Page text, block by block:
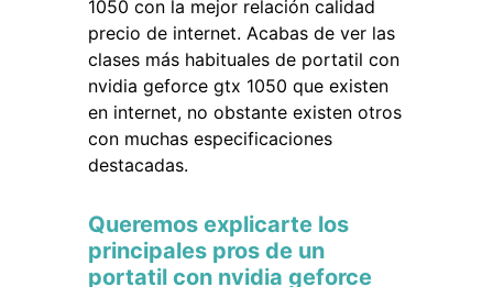
1050 con la mejor relación calidad
precio de internet. Acabas de ver las
clases más habituales de portatil con
nvidia geforce gtx 1050 que existen
en internet, no obstante existen otros
con muchas especificaciones
destacadas.
Queremos explicarte los
principales pros de un
portatil con nvidia geforce